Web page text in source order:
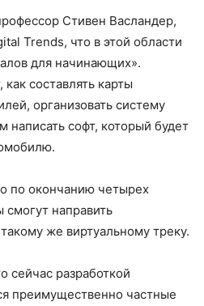
Стивен Васландер,
Trends, что в этой области
для начинающих».
составлять карты
организовать систему
написать софт, который будет
по окончанию четырех
смогут направить
же виртуальному треку.
сейчас разработкой
преимущественно частные